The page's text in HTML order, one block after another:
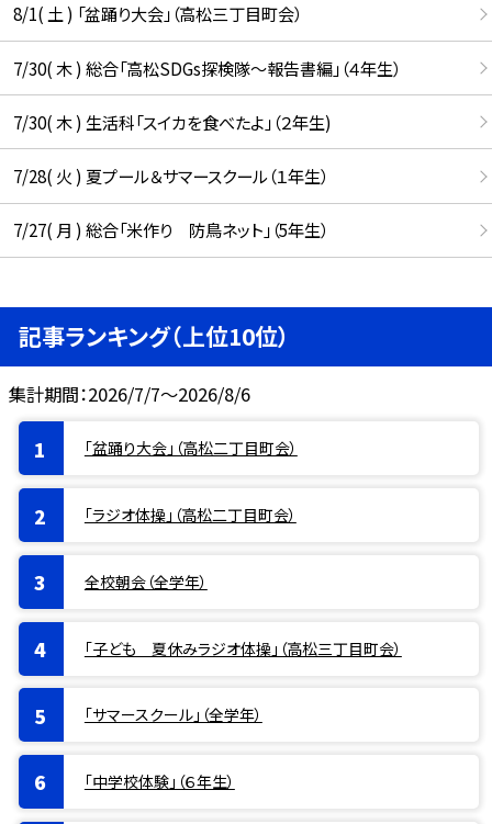
8/1( 土 ) 「盆踊り大会」（高松三丁目町会）
7/30( 木 ) 総合「高松SDGs探検隊〜報告書編」（４年生）
7/30( 木 ) 生活科「スイカを食べたよ」（２年生)
7/28( 火 ) 夏プール＆サマースクール（１年生）
7/27( 月 ) 総合「米作り 防鳥ネット」（5年生）
記事ランキング（上位10位）
集計期間：2026/7/7～2026/8/6
「盆踊り大会」（高松二丁目町会）
「ラジオ体操」（高松二丁目町会）
全校朝会（全学年）
「子ども 夏休みラジオ体操」（高松三丁目町会）
「サマースクール」（全学年）
「中学校体験」（６年生）